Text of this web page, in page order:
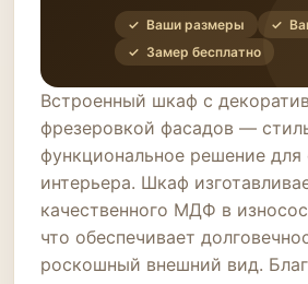
✓ Ваши размеры
✓
✓ Замер бесплатно
Встроенный шкаф с
фрезеровкой фасадов —
функциональное решение для
интерьера. Шкаф
качественного МДФ в
что обеспечивает
роскошный внешний вид.